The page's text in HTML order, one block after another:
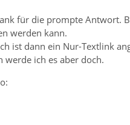
für die prompte Antwort.
werden kann.
ist dann ein Nur-Textlink
werde ich es aber doch.